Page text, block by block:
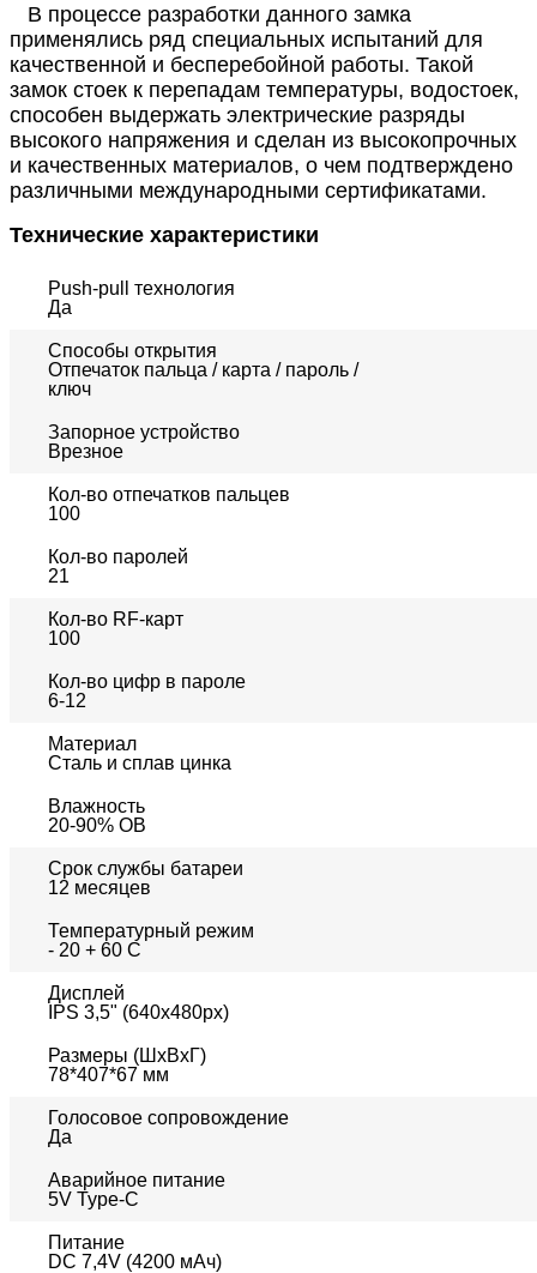
В процессе разработки данного замка
применялись ряд специальных испытаний для
качественной и бесперебойной работы. Такой
замок стоек к перепадам температуры, водостоек,
способен выдержать электрические разряды
высокого напряжения и сделан из высокопрочных
и качественных материалов, о чем подтверждено
различными международными сертификатами.
Технические характеристики
Push-pull технология
Да
Способы открытия
Отпечаток пальца / карта / пароль /
ключ
Запорное устройство
Врезное
Кол-во отпечатков пальцев
100
Кол-во паролей
21
Кол-во RF-карт
100
Кол-во цифр в пароле
6-12
Материал
Сталь и сплав цинка
Влажность
20-90% ОВ
Срок службы батареи
12 месяцев
Температурный режим
- 20 + 60 С
Дисплей
IPS 3,5" (640x480px)
Размеры (ШxВxГ)
78*407*67 мм
Голосовое сопровождение
Да
Аварийное питание
5V Type-C
Питание
DC 7,4V (4200 мАч)